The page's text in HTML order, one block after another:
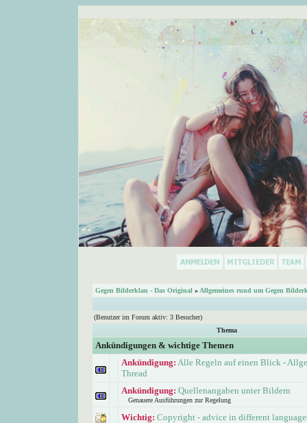
Gegen Bilderklau - Das Original » Allgemeines rund um Gegen
(Benutzer im Forum aktiv: 3 Besucher)
Thema
Ankündigungen & wichtige Themen
Ankündigung: Alle Regeln auf einen Blick -
Thread
Ankündigung: Quellenangaben unter Bildern
Genauere Ausführungen zur Regelung
Wichtig: Copyright - advice in different